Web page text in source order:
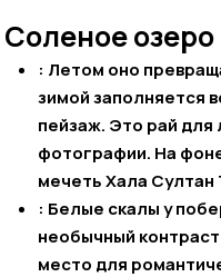
Соленое
: Летом оно
зимой заполняется
пейзаж. Это рай
фотографии. На
мечеть Хала Султан
: Белые скалы у
необычный
место для